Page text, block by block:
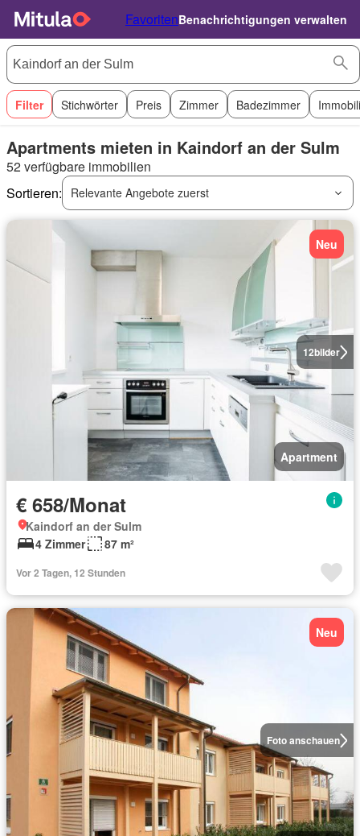
FavoritenBenachrichtigungen verwalten
Filter Stichwörter Preis Zimmer Badezimmer
Apartments mieten in Kaindorf an der Sulm
52 verfügbare immobilien
Sortieren:
Relevante Angebote zuerst
12bilder
Neu
Apartment
€ 658/Monat
Kaindorf an der Sulm
4 Zimmer
87 m²
Vor 2 Tagen, 12 Stunden
Foto anschauen
Neu